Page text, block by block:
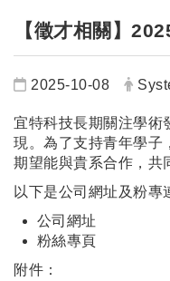
【徵才相關】
日期：
2025-10-08 發布
宜特科技長期關注學術
現。為了支持青年學子
期望能與貴系合作，共
以下是公司網址及粉專
公司網址
粉絲專頁
附件：